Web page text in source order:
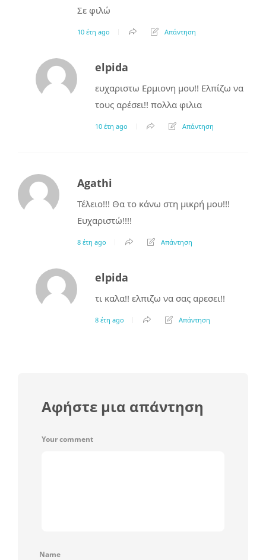
Σε φιλώ
10 έτη ago Απάντηση
elpida
ευχαριστω Ερμιονη μου!! Ελπίζω να
τους αρέσει!! πολλα φιλια
10 έτη ago Απάντηση
Agathi
Τέλειο!!! Θα το κάνω στη μικρή μου!!!
Ευχαριστώ!!!!
8 έτη ago Απάντηση
elpida
τι καλα!! ελπιζω να σας αρεσει!!
8 έτη ago Απάντηση
Αφήστε μια απάντηση
Your comment
Name